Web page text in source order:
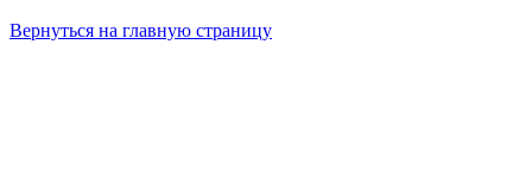
Вернуться на главную страницу